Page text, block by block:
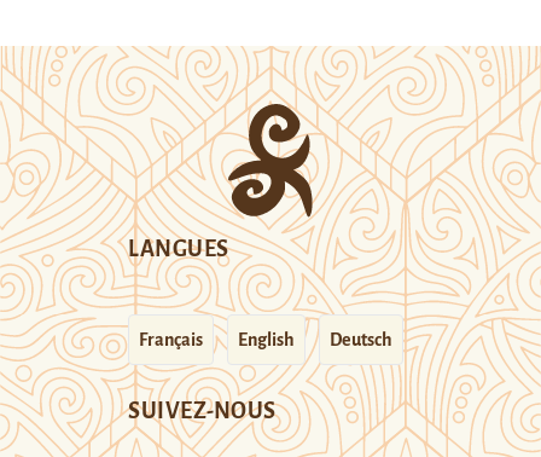
LANGUES
Français English Deutsch
SUIVEZ-NOUS